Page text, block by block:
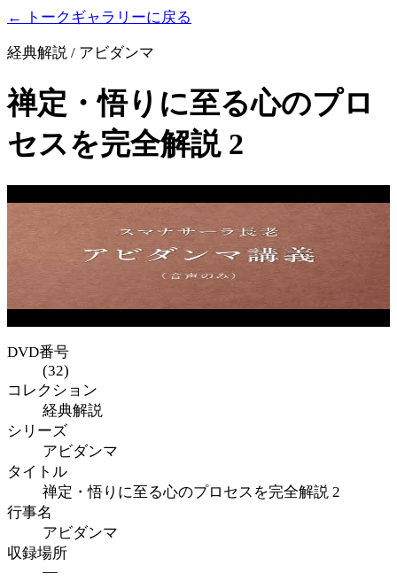
← トークギャラリーに戻る
経典解説 / アビダンマ
禅定・悟りに至る心のプロ
セスを完全解説 2
DVD番号
(32)
コレクション
経典解説
シリーズ
アビダンマ
タイトル
禅定・悟りに至る心のプロセスを完全解説 2
行事名
アビダンマ
収録場所
—